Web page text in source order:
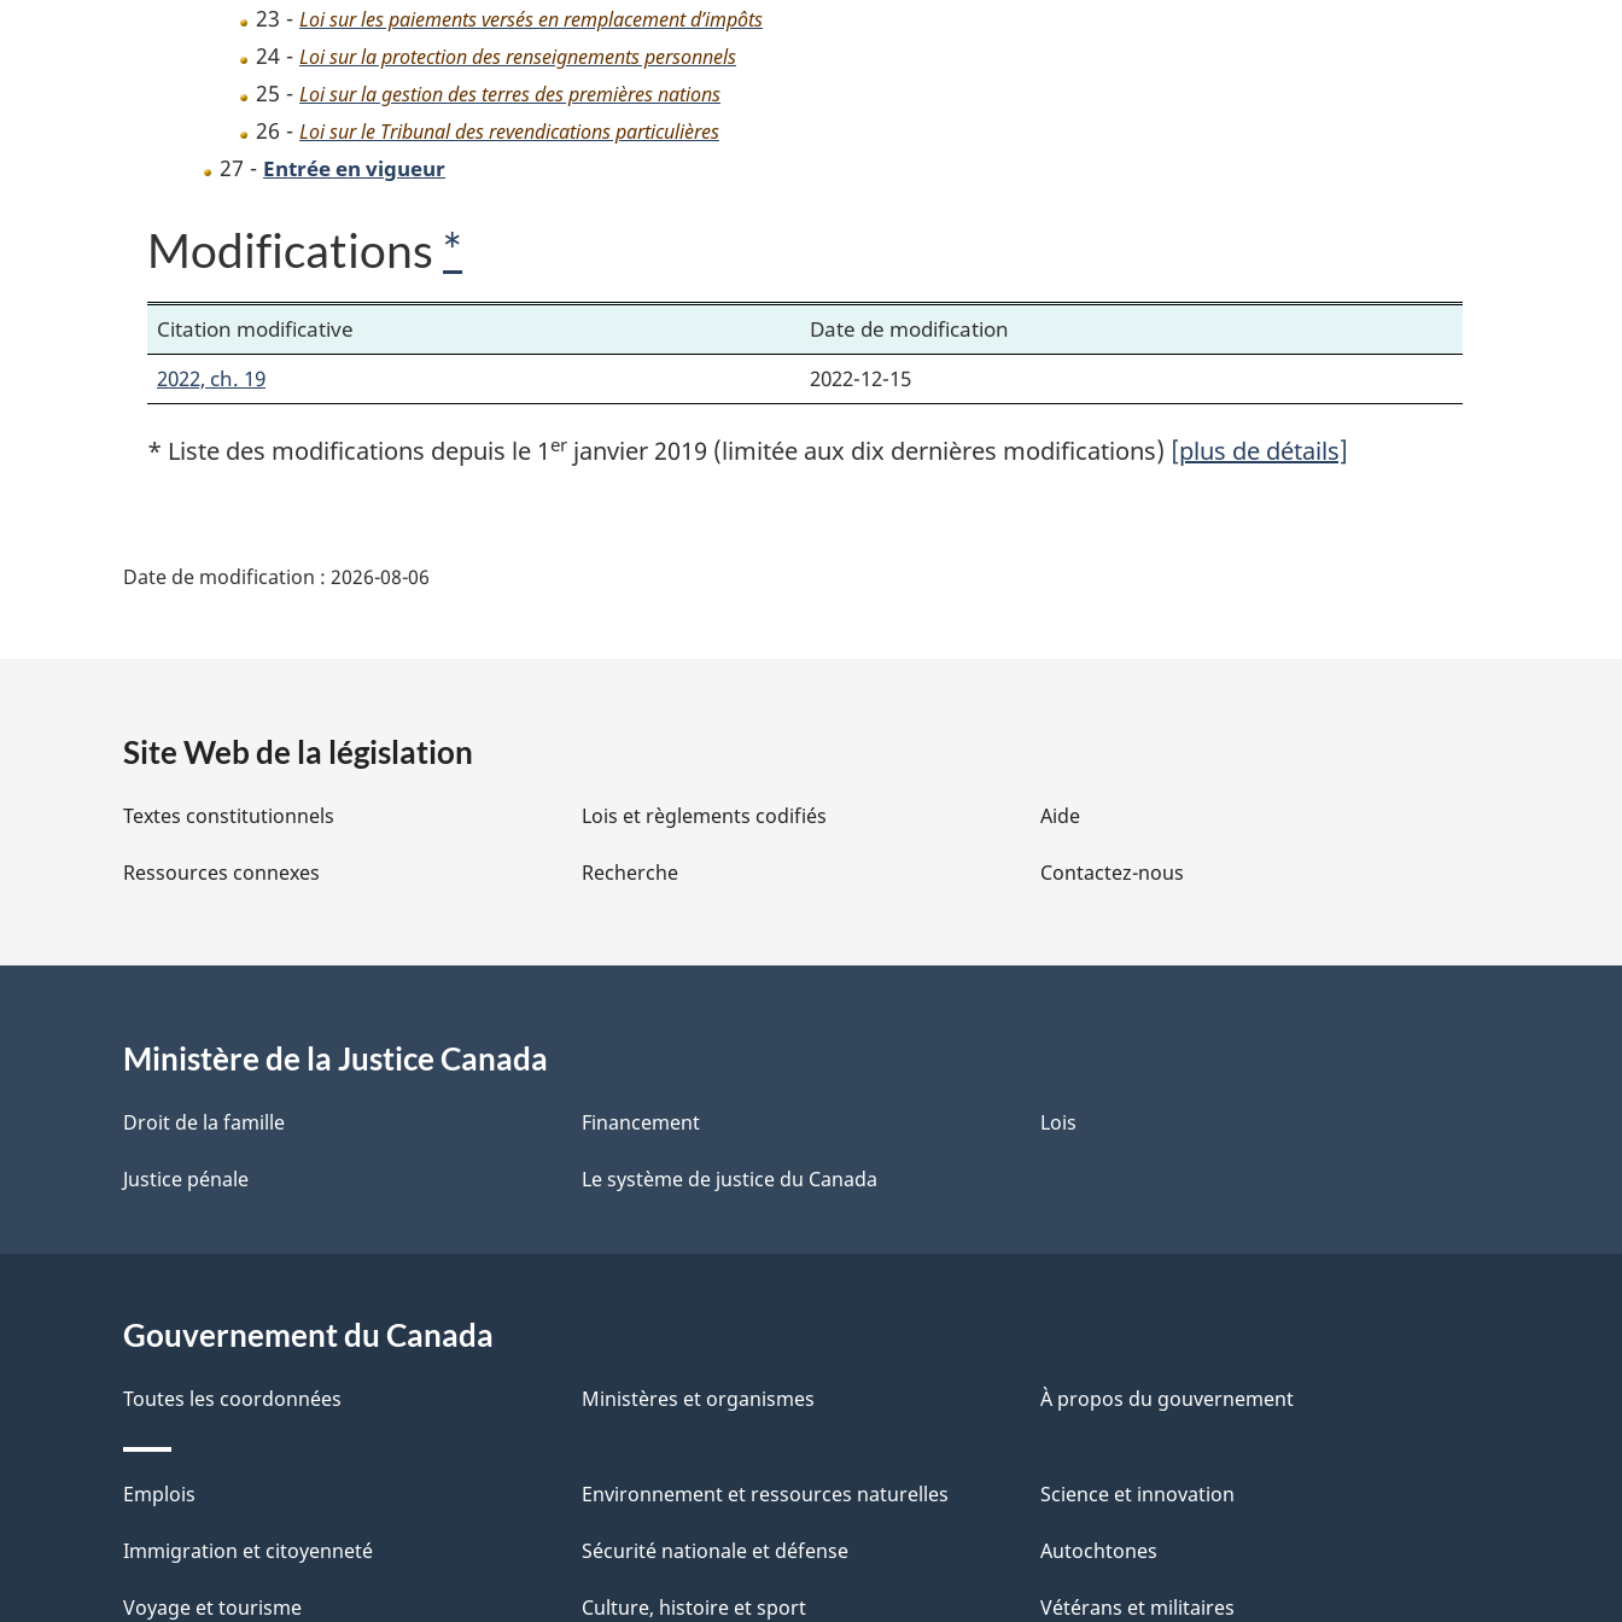
23 - Loi sur les paiements versés en remplacement d’impôts
24 - Loi sur la protection des renseignements personnels
25 - Loi sur la gestion des terres des premières nations
26 - Loi sur le Tribunal des revendications particulières
27 - Entrée en vigueur
Modifications *
Citation modificative
Date de modification
2022, ch. 19
2022-12-15
* Liste des modifications depuis le 1 er janvier 2019 (limitée aux dix dernières modifications) [plus de détails]
i
l
s
l
a
p
e
Date de modification : 2026-08-06
Site Web de la législation
Textes constitutionnels
Ressources connexes
Lois et règlements codifiés
Recherche
Aide
Contactez-nous
Ministère de la Justice Canada
Droit de la famille
Justice pénale
Financement
Le système de justice du Canada
Lois
Gouvernement du Canada
Toutes les coordonnées Ministères et organismes À propos du gouvernement
Thèmes
et
Emplois
Immigration et citoyenneté
Voyage et tourisme
Environnement et ressources naturelles
Sécurité nationale et défense
Culture, histoire et sport
Science et innovation
Autochtones
Vétérans et militaires